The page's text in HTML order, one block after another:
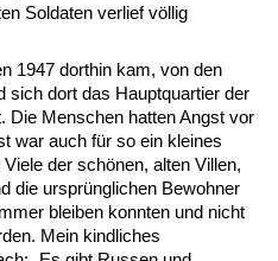
Soldaten verlief völlig
1947 dorthin kam, von den
sich dort das Hauptquartier der
Die Menschen hatten Angst vor
war auch für so ein kleines
der schönen, alten Villen,
die ursprünglichen Bewohner
bleiben konnten und nicht
Mein kindliches